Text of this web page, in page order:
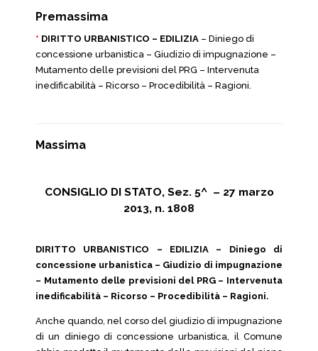
Premassima
* DIRITTO URBANISTICO – EDILIZIA – Diniego di
concessione urbanistica – Giudizio di impugnazione –
Mutamento delle previsioni del PRG – Intervenuta
inedificabilità – Ricorso – Procedibilità – Ragioni.
Massima
CONSIGLIO DI STATO, Sez. 5^ – 27 marzo
2013, n. 1808
DIRITTO URBANISTICO – EDILIZIA – Diniego di
concessione urbanistica – Giudizio di impugnazione
– Mutamento delle previsioni del PRG – Intervenuta
inedificabilità – Ricorso – Procedibilità – Ragioni.
Anche quando, nel corso del giudizio di impugnazione
di un diniego di concessione urbanistica, il Comune